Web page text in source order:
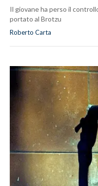
Il giovane ha perso il
portato al Brotzu
Roberto Carta